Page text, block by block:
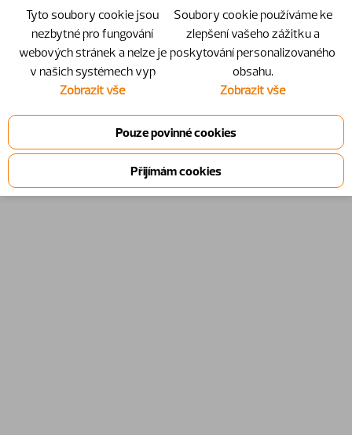
Tyto soubory cookie jsou
nezbytné pro fungování
webových stránek a nelze je
v našich systémech vyp
Zobrazit vše
Soubory cookie používáme ke
zlepšení vašeho zážitku a
poskytování personalizovaného
obsahu.
Zobrazit vše